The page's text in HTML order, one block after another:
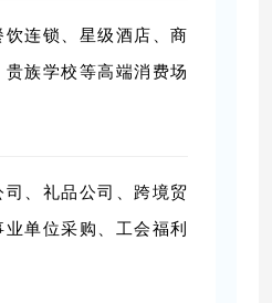
连锁、星级酒店、商
族学校等高端消费场
、礼品公司、跨境贸
单位采购、工会福利